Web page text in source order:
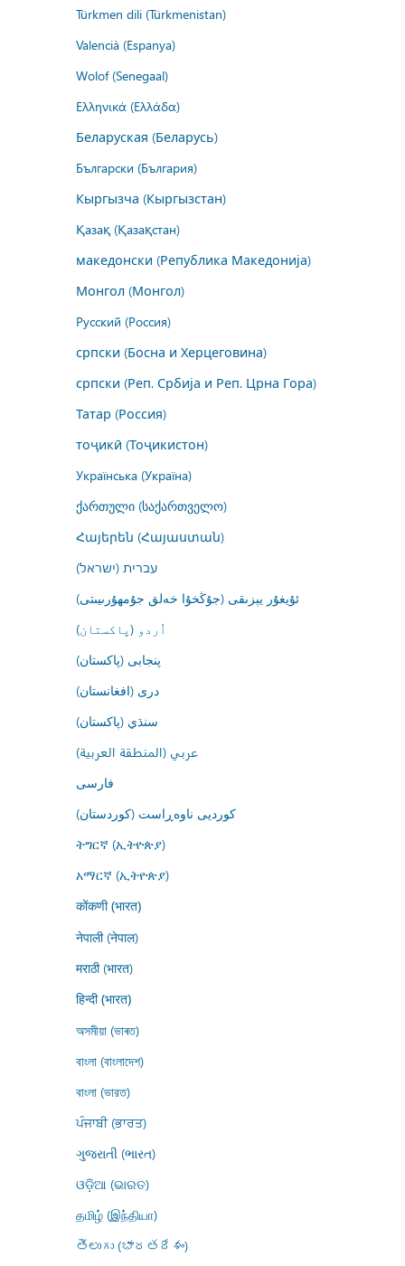
Türkmen dili (Türkmenistan)
Valencià (Espanya)
Wolof (Senegaal)
Ελληνικά (Ελλάδα)
Беларуская (Беларусь)
Български (България)
Кыргызча (Кыргызстан)
Қазақ (Қазақстан)
македонски (Република Македонија)
Монгол (Монгол)
Русский (Россия)
српски (Босна и Херцеговина)
српски (Реп. Србија и Реп. Црна Гора)
Татар (Россия)
тоҷикӣ (Тоҷикистон)
Українська (Україна)
ქართული (საქართველო)
Հայերեն (Հայաստան)
עברית (ישראל)
ئۇيغۇر يېزىقى (جۇڭخۇا خەلق جۇمھۇرىيىتى)
اُردو (پاکستان)
پنجابی (پاکستان)
درى (افغانستان)
سنڌي (پاکستان)
عربي (المنطقة العربية)
فارسى
کوردیی ناوەڕاست (کوردستان)
ትግርኛ (ኢትዮጵያ)
አማርኛ (ኢትዮጵያ)
कोंकणी (भारत)
नेपाली (नेपाल)
मराठी (भारत)
हिन्दी (भारत)
অসমীয়া (ভাৰত)
বাংলা (বাংলাদেশ)
বাংলা (ভারত)
ਪੰਜਾਬੀ (ਭਾਰਤ)
ગુજરાતી (ભારત)
ଓଡ଼ିଆ (ଭାରତ)
தமிழ் (இந்தியா)
తెలుగు (భారతదేశం)